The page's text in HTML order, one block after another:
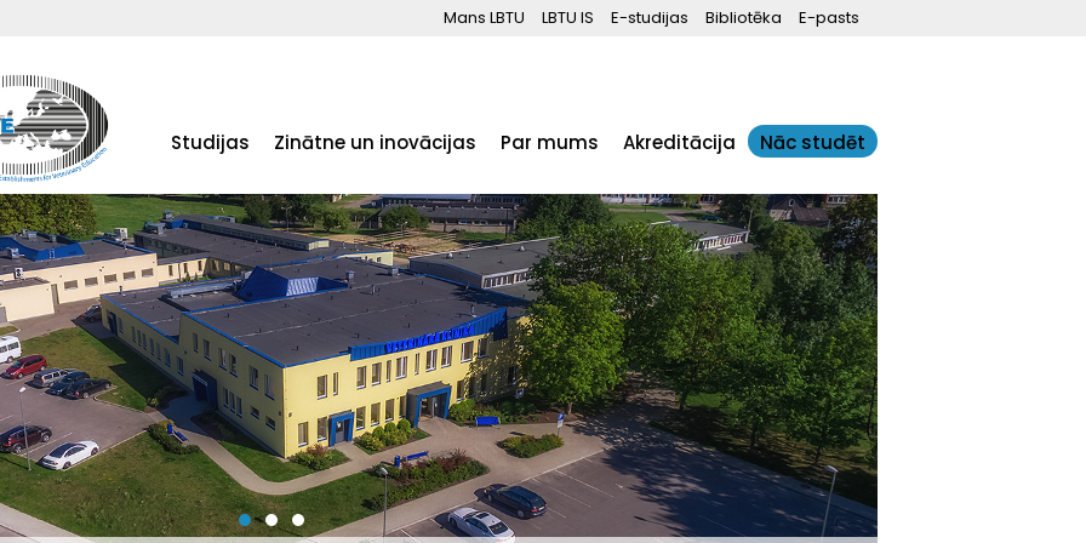
Mans LBTU LBTU IS E-studijas Bibliotēka E-pasts
Studijas Zinātne un inovācijas Par mums Akreditācija Nāc studēt